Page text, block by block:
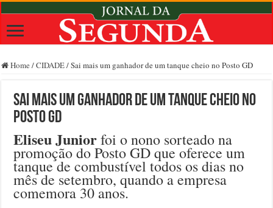
Home /CIDADE/Sai mais um ganhador de um tanque cheio no Posto GD
Sai mais um ganhador de um tanque cheio no
Posto GD
Eliseu Juniorfoi o nono sorteado na
promoção do Posto GD que oferece um
tanque de combustível todos os dias no
mês de setembro, quando a empresa
comemora 30 anos.